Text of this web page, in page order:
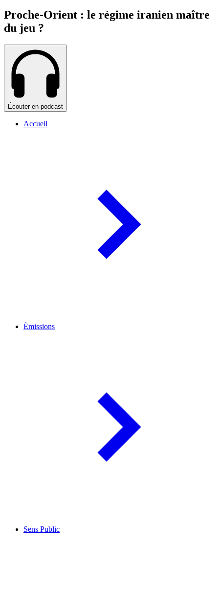
Proche-Orient : le régime iranien maître
du jeu ?
Écouter en podcast
Accueil
Émissions
Sens Public